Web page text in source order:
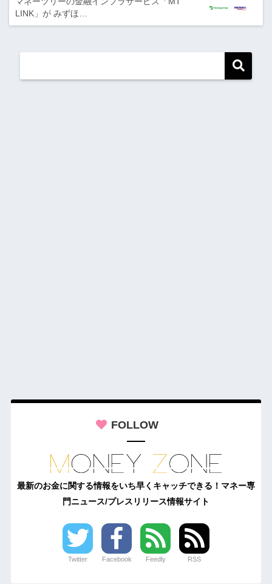
LINK」が みずほ…
FOLLOW
最新のお金に関する情報をいち早くキャッチできる！マネー専
門ニュース/プレスリリース情報サイト
Twitter Facebook Feedly RSS